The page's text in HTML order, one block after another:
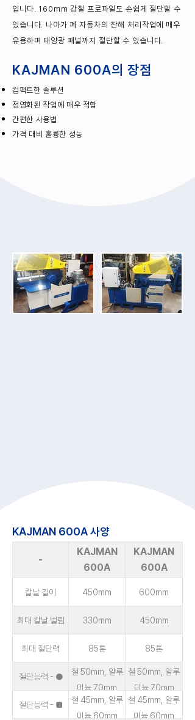
입니다. 160mm 강철 프로파일도 손쉽게 절단할 수
있습니다. 나아가 폐 자동차의 잔해 처리작업에 매우
유용하며 태양광 패널까지 절단할 수 있습니다.
KAJMAN 600A의 장점
컴팩트한 솔루션
​정영화된 작업에 매우 적합
간편한 사용법
​가격 대비 훌륭한 성능
KAJMAN 600A 사양
-
KAJMAN
600A
KAJMAN
600A
칼날 길이 450mm 600mm
최대 칼날 벌림 330mm 450mm
최대 절단력 85톤 85톤
절단능력 - ●
철 50mm, 알루
미늄 70mm
철 50mm, 알루
미늄 70mm
절단능력 - ■
철 45mm, 알루
미늄 60mm
철 45mm, 알루
미늄 60mm